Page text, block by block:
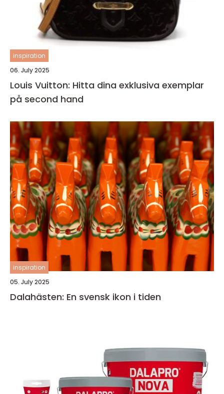
inspiration
06. July 2025
Louis Vuitton: Hitta dina exklusiva exemplar
på second hand
inspiration
05. July 2025
Dalahästen: En svensk ikon i tiden